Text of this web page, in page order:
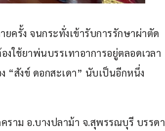
ครั้ง จนกระทั่งเข้ารับการรักษาผ่าตัด
ใช้ยาพ่นบรรเทาอาการอยู่ตลอดเวลา
“สังข์ ดอกสะเดา” นับเป็นอีกหนึ่ง
ราม อ.บางปลาม้า จ.สุพรรณบุรี บรรดา